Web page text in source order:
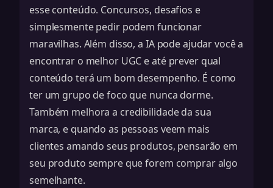
esse conteúdo. Concursos, desafios e
simplesmente pedir podem funcionar
maravilhas. Além disso, a IA pode ajudar você a
encontrar o melhor UGC e até prever qual
conteúdo terá um bom desempenho. É como
ter um grupo de foco que nunca dorme.
Também melhora a credibilidade da sua
marca, e quando as pessoas veem mais
clientes amando seus produtos, pensarão em
seu produto sempre que forem comprar algo
semelhante.